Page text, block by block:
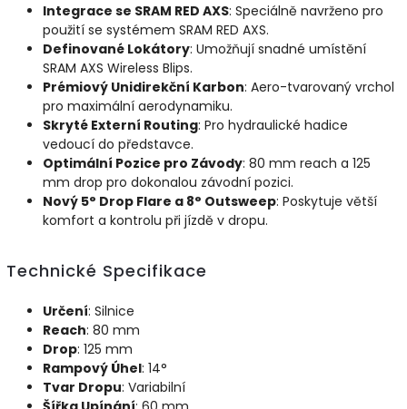
Integrace se SRAM RED AXS: Speciálně navrženo pro
použití se systémem SRAM RED AXS.
Definované Lokátory: Umožňují snadné umístění
SRAM AXS Wireless Blips.
Prémiový Unidirekční Karbon: Aero-tvarovaný vrchol
pro maximální aerodynamiku.
Skryté Externí Routing: Pro hydraulické hadice
vedoucí do představce.
Optimální Pozice pro Závody: 80 mm reach a 125
mm drop pro dokonalou závodní pozici.
Nový 5° Drop Flare a 8° Outsweep: Poskytuje větší
komfort a kontrolu při jízdě v dropu.
Technické Specifikace
Určení: Silnice
Reach: 80 mm
Drop: 125 mm
Rampový Úhel: 14°
Tvar Dropu: Variabilní